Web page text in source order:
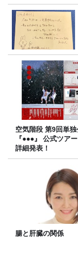
空気階段 第9回単
『●●●』 公式ツア
詳細発表！
腸と肝臓の関係